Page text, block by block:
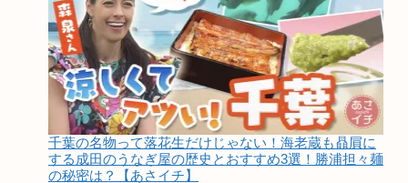
千葉の名物って落花生だけじゃない！海老蔵も贔屓に
する成田のうなぎ屋の歴史とおすすめ3選！勝浦担々麺
の秘密は？【あさイチ】